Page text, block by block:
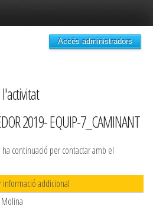
Accés administradors
2019- EQUIP-7_CAMINANT
continuació per contactar amb el
informació addicional